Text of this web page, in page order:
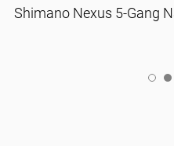
Shimano Nexus 5-Gang